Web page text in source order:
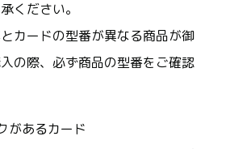
ください。
カードの型番が異なる商品が御
の際、必ず商品の型番をご確認
があるカード